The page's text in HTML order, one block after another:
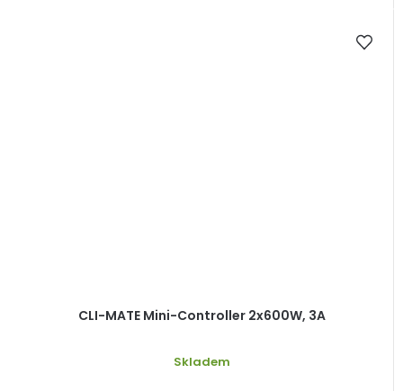
CLI-MATE Mini-Controller 2x600W, 3A
Skladem